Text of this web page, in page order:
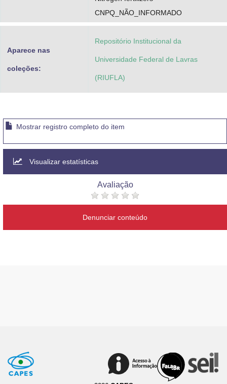
CNPQ_NÃO_INFORMADO
Aparece nas
coleções:
Repositório Institucional da
Universidade Federal de Lavras
(RIUFLA)
Mostrar registro completo do item
Visualizar estatísticas
Avaliação
Denunciar conteúdo